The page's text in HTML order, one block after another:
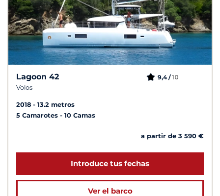
Lagoon 42
Volos
9,4 /10
2018
13.2 metros
5 Camarotes
10 Camas
a partir de 3 590 €
Introduce tus fechas
Ver el barco